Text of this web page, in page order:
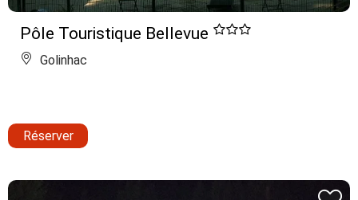
Pôle Touristique Bellevue
Golinhac
Réserver